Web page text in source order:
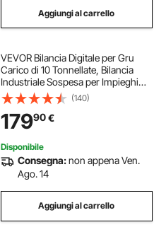
Aggiungi al carrello
VEVOR Bilancia Digitale per Gru
Carico di 10 Tonnellate, Bilancia
Industriale Sospesa per Impieghi
Gravosi con Cassa in Alluminio
Pressofuso e Display LCD, Divisione
da 2 kg e Interruttore a 3 Unità
(140)
17990€
Disponibile
Consegna:non appena Ven.
Ago. 14
Aggiungi al carrello